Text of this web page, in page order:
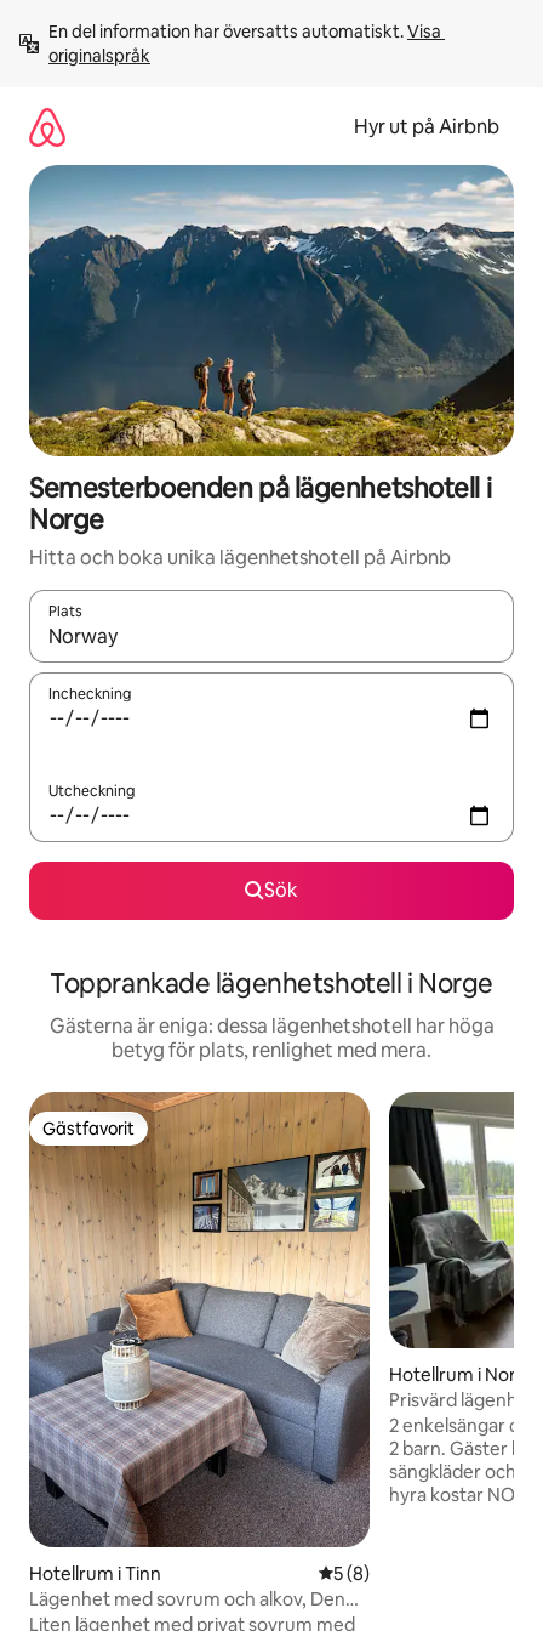
innehåll
En del information har översatts automatiskt. Visa
originalspråk
Hyr ut på Airbnb
Semesterboenden på lägenhetshotell i
Norge
Hitta och boka unika lägenhetshotell på Airbnb
Plats
När resultaten är tillgängliga kan du navigera med upp- och
Incheckning
Utcheckning
Sök
Topprankade lägenhetshotell i Norge
Gästerna är eniga: dessa lägenhetshotell har höga
betyg för plats, renlighet med mera.
Gästfavorit
Gästfavorit
Hotellrum i Tinn 5 av 5 i genomsnittligt
5 (8)
Lägenhet med sovrum och alkov, Den
Happy
Liten lägenhet med privat sovrum med
Hotellrum i Nord-
Prisvärd
2 enkelsängar
2 barn. Gäster
sängkläder och
hyra kostar NOK